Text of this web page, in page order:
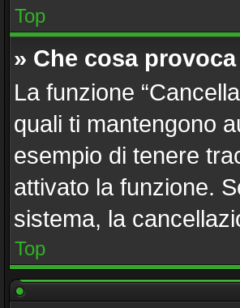
Top
» Che cosa
La funzione
quali ti mantengono
esempio di tenere
attivato la funzione.
sistema, la
Top